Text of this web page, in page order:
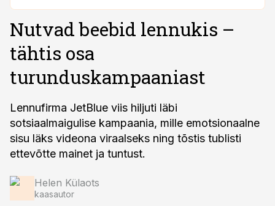
Nutvad beebid lennukis –
tähtis osa
turunduskampaaniast
Lennufirma JetBlue viis hiljuti läbi
sotsiaalmaigulise kampaania, mille emotsionaalne
sisu läks videona viraalseks ning tõstis tublisti
ettevõtte mainet ja tuntust.
Helen Külaots
kaasautor